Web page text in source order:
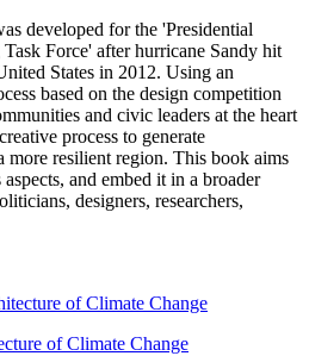
developed for the 'Presidential
Force' after hurricane Sandy hit
States in 2012. Using an
based on the design competition
and civic leaders at the heart
process to generate
more resilient region. This book aims
and embed it in a broader
designers, researchers,
of Climate Change